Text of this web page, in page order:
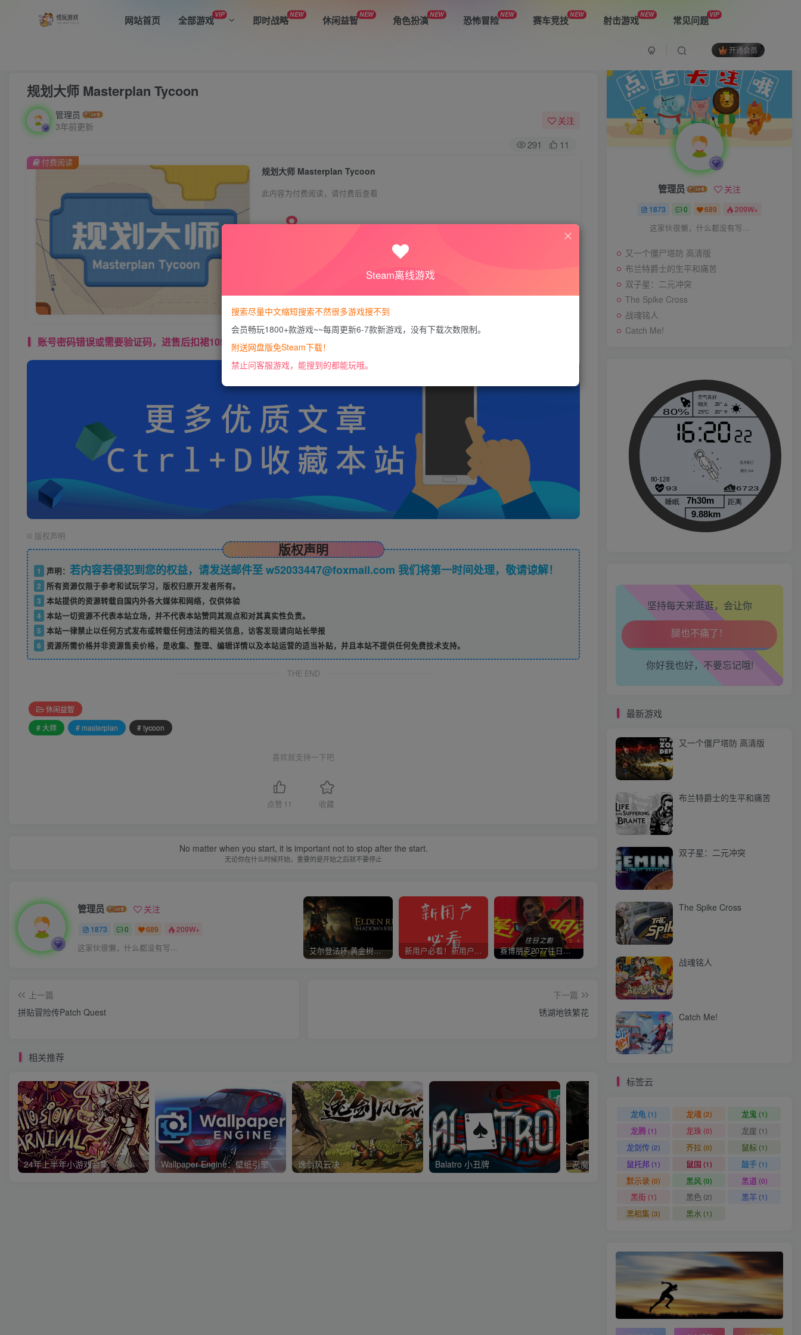
网站首页 全部游戏VIP 即时战略NEW 休闲益智NEW 角色扮演NEW 恐怖冒险NEW 赛车竞技NEW 射击游戏NEW 常见问题VIP
开通会员
规划大师 Masterplan Tycoon
管理员
3年前更新
关注
291 11
规划大师 Masterplan Tycoon
此内容为付费阅读，请付费后查看
8
付费阅读
账号密码错误或需要验证码，进售后扣裙1050974489 使用教程： https://docs.qq.com/doc/DU0VHUUFRS2xDa1Jp
© 版权声明
版权声明
1 声明： 若内容若侵犯到您的权益，请发送邮件至 w52033447@foxmail.com 我们将第一时间处理，敬请谅解！
2
所有资源仅限于参考和试玩学习，版权归原开发者所有。
3 本站提供的资源转载自国内外各大媒体和网络，仅供体验
4 本站一切资源不代表本站立场，并不代表本站赞同其观点和对其真实性负责。
5 本站一律禁止以任何方式发布或转载任何违法的相关信息，访客发现请向站长举报
6
资源所需价格并非资源售卖价格，是收集、整理、编辑详情以及本站运营的适当补贴，并且本站不提供任何免费技术支持。
THE END
休闲益智
# 大师
# masterplan # tycoon
喜欢就支持一下吧
点赞 11 收藏
No matter when you start, it is important not to stop after the start.
无论你在什么时候开始，重要的是开始之后就不要停止
管理员 关注
1873 0 689 209W+
这家伙很懒，什么都没有写... 艾尔登法环 黄金树幽影 新用户必看！新用户必看！新用户必看！！！ 赛博朋克2077往日之影
上一篇
拼贴冒险传Patch Quest
下一篇
锈湖地铁繁花
相关推荐
24年上半年小游戏合集 Wallpaper Engine：壁纸引擎 逸剑风云决 Balatro 小丑牌 恶魔轮盘 植物大战僵尸年度版
又一个僵尸塔防 高清版
布兰特爵士的生平和痛苦
The Spike Cross
管理员 关注
1873 0 689 209W+
这家伙很懒，什么都没有写...
又一个僵尸塔防 高清版
布兰特爵士的生平和痛苦
双子星：二元冲突
The Spike Cross
战魂铭人
Catch Me!
坚持每天来逛逛，会让你
走路也有劲了！
腿也不痛了！
腰也不酸了！
你好我也好，不要忘记哦!
最新游戏
又一个僵尸塔防 高清版
布兰特爵士的生平和痛苦
双子星：二元冲突
The Spike Cross
战魂铭人
Catch Me!
标签云
龙龟 (1) 龙魂 (2) 龙鬼 (1)
龙腾(1) 龙珠(0) 龙崖 (1)
龙剑传 (2) 齐拉(0) 鼠标(1)
鼠托邦 (1) 鼠国 (1) 鼓手(1)
默示录(0) 黑风 (0) 黑道(0)
黑街(1) 黑色(2) 黑羊(1)
黑相集(3) 黑水(1)
Steam离线游戏
搜索尽量中文缩短搜索不然很多游戏搜不到
会员畅玩1800+款游戏~~每周更新6-7款新游戏，没有下载次数限制。
附送网盘版免Steam下载！
禁止问客服游戏，能搜到的都能玩哦。